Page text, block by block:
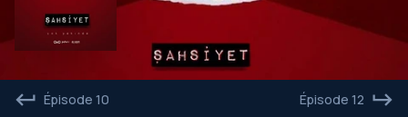
Épisode 10 Épisode 12